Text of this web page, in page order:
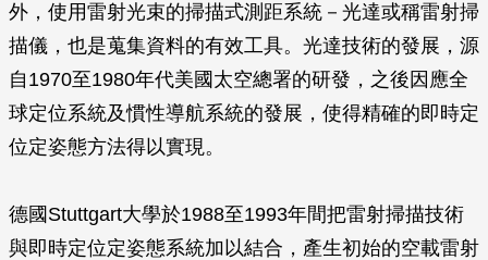
外，使用雷射光束的掃描式測距系統－光達或稱雷射掃
描儀，也是蒐集資料的有效工具。光達技術的發展，源
自1970至1980年代美國太空總署的研發，之後因應全
球定位系統及慣性導航系統的發展，使得精確的即時定
位定姿態方法得以實現。
德國Stuttgart大學於1988至1993年間把雷射掃描技術
與即時定位定姿態系統加以結合，產生初始的空載雷射